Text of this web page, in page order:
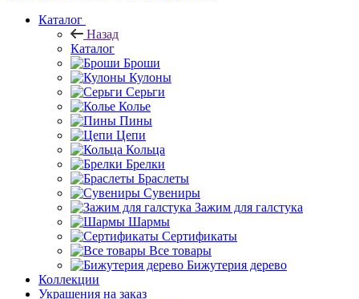
Каталог
Назад
Каталог
Броши
Кулоны
Серьги
Колье
Пины
Цепи
Кольца
Брелки
Браслеты
Сувениры
Зажим для галстука
Шармы
Сертификаты
Все товары
Бижутерия дерево
Коллекции
Украшения на заказ